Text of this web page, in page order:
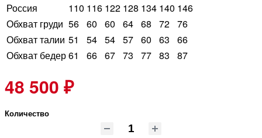
Россия
110 116 122 128 134 140 146
Обхват груди 56 60 60 64 68 72 76
Обхват талии 51 54 54 57 60 63
66
Обхват бедер61 66 67 73 77 83 87
48 500 ₽
Количество